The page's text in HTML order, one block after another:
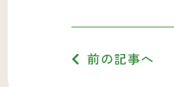
前の記事へ